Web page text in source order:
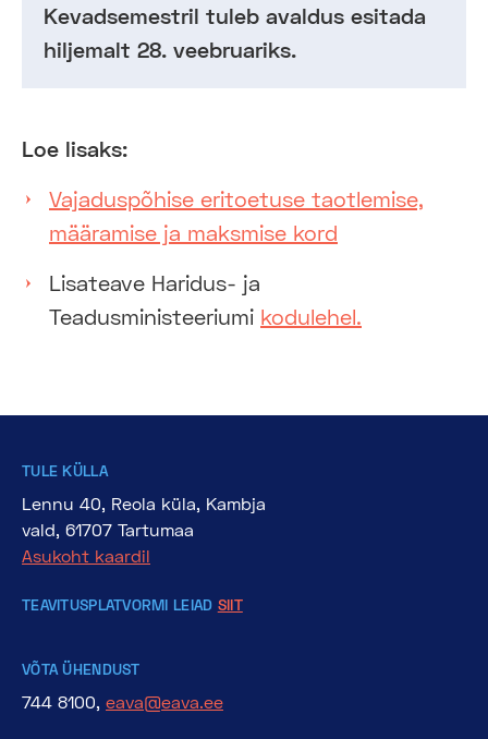
Kevadsemestril tuleb avaldus esitada
hiljemalt 28. veebruariks.
Loe lisaks:
Vajaduspõhise eritoetuse taotlemise,
määramise ja maksmise kord
Lisateave Haridus- ja
Teadusministeeriumi kodulehel.
TULE KÜLLA
Lennu 40, Reola küla, Kambja
vald, 61707 Tartumaa
Asukoht kaardil
TEAVITUSPLATVORMI LEIAD SIIT
VÕTA ÜHENDUST
744 8100, eava@eava.ee